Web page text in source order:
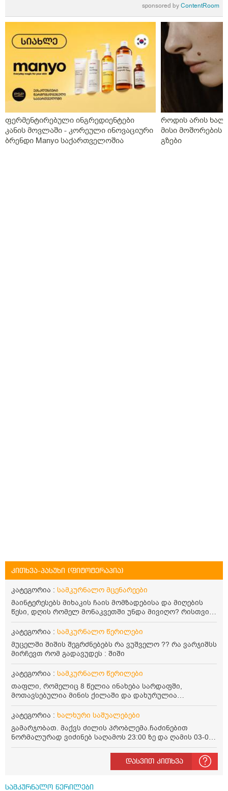
sponsored byContentRoom
ფერმენტირებული ინგრედიენტები
კანის მოვლაში - კორეული ინოვაციური
ბრენდი Manyo საქართველოშია
როდის არის
მისი მოშორების
გზები
კითხვა-პასუხი (ფიტოტერაპია)
კატეგორია : სამკურნალო მცენარეები
მაინტერესებს მიხაკის ჩაის მომზადებისა და მიღების
წესი, დღის რომელ მონაკვეთში უნდა მივიღო? რისთვის
არის სასარგებლო და უკუჩვენება თუ აქვს
კატეგორია : სამკურნალო წერილები
მუცელში შიშის შეგრძნებებს რა ვუშველო ?? რა ვარჯიშსს
მირჩევთ რომ გადავუდეს : შიში
კატეგორია : სამკურნალო წერილები
თაფლი, რომელიც 8 წელია ინახება სარდაფში,
მოთავსებულია მინის ქილაში და დახურულია
პლასტმასის სახურავით. ექნება თუ არა შენარჩუნებული
სასარგებლო თვისებები და შეიძლება თუ არა მისი
მირთმევა? გმადლობთ.
კატეგორია : ხალხური საშუალებები
გამარჯობათ. მაქვს ძილის პრობლემა.ჩაძინებით
ნორმალურად ვიძინებ საღამოს 23:00 ზე და ღამის 03-00
ან 04:00 საათზე მეღვიძება და მერე ვერ ვიძინებ
ვერაფრით.რამე ხალხური საშუალება თუ არის ამ
დასვით კითხვა
სამკურნალო წერილები